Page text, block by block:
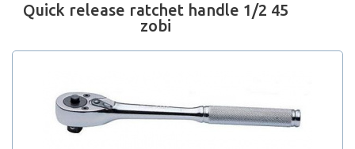
Quick release ratchet handle 1/2 45
zobi